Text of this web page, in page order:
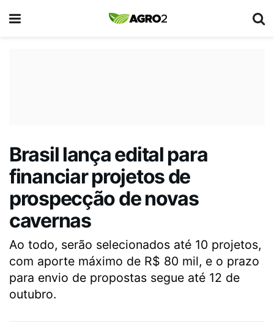
Brasil lança edital para
financiar projetos de
prospecção de novas
cavernas
Ao todo, serão selecionados até 10 projetos,
com aporte máximo de R$ 80 mil, e o prazo
para envio de propostas segue até 12 de
outubro.